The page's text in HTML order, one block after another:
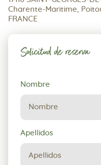
Charente-Maritime,
FRANCE
Solicitud de reserva
Solicitud
de
reserva
Nombre
Apellidos